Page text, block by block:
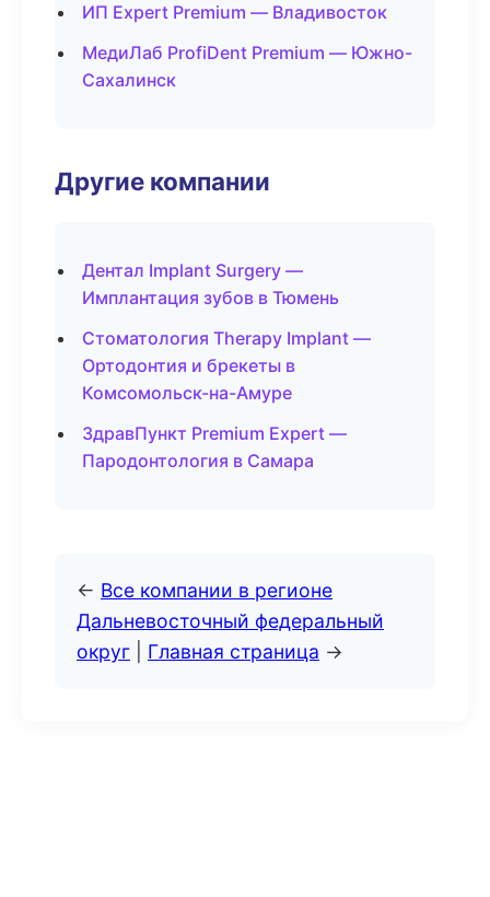
ИП Expert Premium — Владивосток
МедиЛаб ProfiDent Premium — Южно-
Сахалинск
Другие компании
Дентал Implant Surgery —
Имплантация зубов в Тюмень
Стоматология Therapy Implant —
Ортодонтия и брекеты в
Комсомольск-на-Амуре
ЗдравПункт Premium Expert —
Пародонтология в Самара
← Все компании в регионе
Дальневосточный федеральный
округ
Главная страница →